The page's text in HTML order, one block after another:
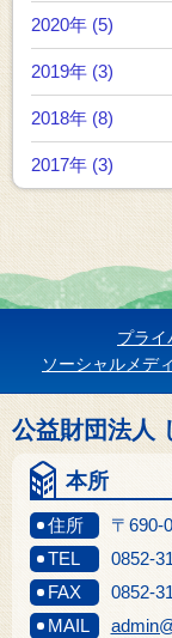
2020年 (5)
2019年 (3)
2018年 (8)
2017年 (3)
プライ
ソーシャルメデ
公益財団法人
本所
住所 〒690-
TEL
0852-
FAX
0852-
MAIL